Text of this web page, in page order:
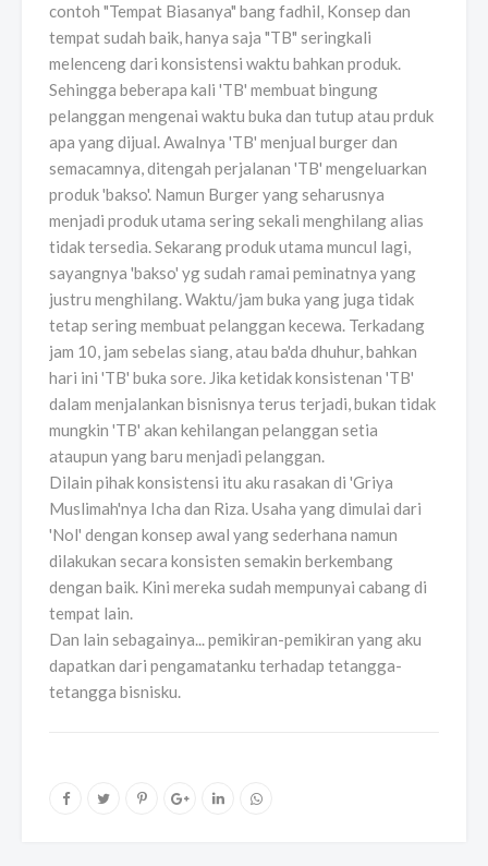
contoh "Tempat Biasanya" bang fadhil, Konsep dan
tempat sudah baik, hanya saja "TB" seringkali
melenceng dari konsistensi waktu bahkan produk.
Sehingga beberapa kali 'TB' membuat bingung
pelanggan mengenai waktu buka dan tutup atau prduk
apa yang dijual. Awalnya 'TB' menjual burger dan
semacamnya, ditengah perjalanan 'TB' mengeluarkan
produk 'bakso'. Namun Burger yang seharusnya
menjadi produk utama sering sekali menghilang alias
tidak tersedia. Sekarang produk utama muncul lagi,
sayangnya 'bakso' yg sudah ramai peminatnya yang
justru menghilang. Waktu/jam buka yang juga tidak
tetap sering membuat pelanggan kecewa. Terkadang
jam 10, jam sebelas siang, atau ba'da dhuhur, bahkan
hari ini 'TB' buka sore. Jika ketidak konsistenan 'TB'
dalam menjalankan bisnisnya terus terjadi, bukan tidak
mungkin 'TB' akan kehilangan pelanggan setia
ataupun yang baru menjadi pelanggan.
Dilain pihak konsistensi itu aku rasakan di 'Griya
Muslimah'nya Icha dan Riza. Usaha yang dimulai dari
'Nol' dengan konsep awal yang sederhana namun
dilakukan secara konsisten semakin berkembang
dengan baik. Kini mereka sudah mempunyai cabang di
tempat lain.
Dan lain sebagainya... pemikiran-pemikiran yang aku
dapatkan dari pengamatanku terhadap tetangga-
tetangga bisnisku.